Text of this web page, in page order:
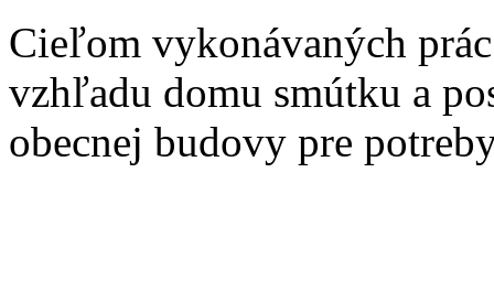
Cieľom vykonávaných
vzhľadu domu smútku a
obecnej budovy pre